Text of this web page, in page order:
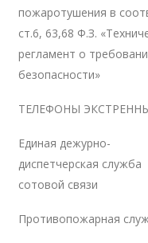
пожаротушения в
ст.6, 63,68 Ф.З.
регламент о
безопасности»
ТЕЛЕФОНЫ
Единая дежурно-
диспетчерская служба
сотовой
Противопожарная